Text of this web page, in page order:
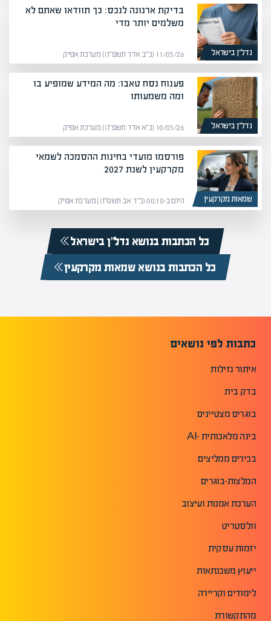
נדל”ן בישראל
בדיקת ארנונה לנכס: כך תוודאו שאתם לא
משלמים יותר מדי
11/03/26 (כ״ב אדר תשפ״ו) | מערכת אפיק
נדל”ן בישראל
פענוח נסח טאבו: מה המידע שמופיע בו
ומה משמעותו
10/03/26 (כ״א אדר תשפ״ו) | מערכת אפיק
שמאות מקרקעין
פורסמו מועדי בחינות ההסמכה לשמאי
מקרקעין לשנת 2027
היום ב-00:10 (כ״ד אב תשפ״ו) | מערכת אפיק
כל הכתבות בנושא נדל”ן בישראל
כל הכתבות בנושא שמאות מקרקעין
כתבות לפי נושאים
איתור נזילות
בדק בית
בוגרים מצטיינים
בינה מלאכותית -AI
בכירים ממליצים
המלצות-בוגרים
הערכת אמנות ועיצוב
וולסטריט
יזמות עסקית
ייעוץ משכנתאות
לימודים וקריירה
מהתקשורת